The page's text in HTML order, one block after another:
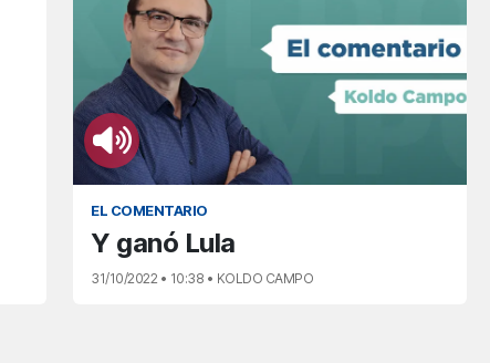
EL COMENTARIO
Y ganó Lula
31/10/2022 • 10:38 • KOLDO CAMPO